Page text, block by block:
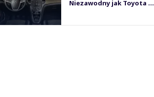
Niezawodny jak Toyota ...